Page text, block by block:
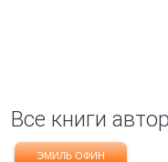
Все книги
ЭМИЛЬ ОФИН